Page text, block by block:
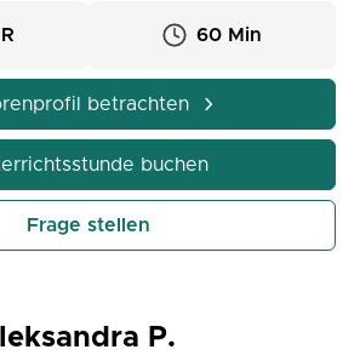
60 Min
betrachten
buchen
Frage stellen
P.